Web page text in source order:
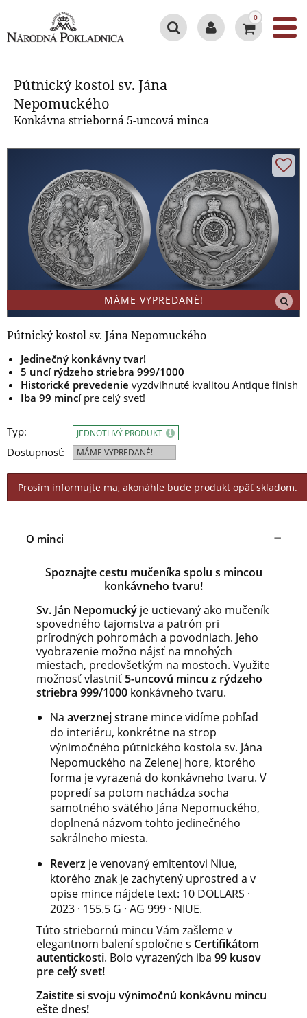
0
Pútnický kostol sv. Jána
Nepomuckého
Konkávna strieborná 5-uncová minca
MÁME VYPREDANÉ!
Pútnický kostol sv. Jána Nepomuckého
Jedinečný konkávny tvar!
5 uncí rýdzeho striebra 999/1000
Historické prevedenie vyzdvihnuté kvalitou Antique finish
Iba 99 mincípre celý svet!
Typ:
Dostupnosť:
JEDNOTLIVÝ PRODUKT
MÁME VYPREDANÉ!
Prosím informujte ma, akonáhle bude produkt opäť skladom.
O minci
Spoznajte cestu mučeníka spolu s mincou
konkávneho tvaru!
Sv. Ján Nepomucký je uctievaný ako mučeník
spovedného tajomstva a patrón pri
prírodných pohromách a povodniach. Jeho
vyobrazenie možno nájsť na mnohých
miestach, predovšetkým na mostoch. Využite
možnosť vlastniť 5-uncovú mincu z rýdzeho
striebra 999/1000 konkávneho tvaru.
Na averznej strane mince vidíme pohľad
do interiéru, konkrétne na strop
výnimočného pútnického kostola sv. Jána
Nepomuckého na Zelenej hore, ktorého
forma je vyrazená do konkávneho tvaru. V
popredí sa potom nachádza socha
samotného svätého Jána Nepomuckého,
doplnená názvom tohto jedinečného
sakrálneho miesta.
Reverz je venovaný emitentovi Niue,
ktorého znak je zachytený uprostred a v
opise mince nájdete text: 10 DOLLARS ·
2023 · 155.5 G · AG 999 · NIUE.
Túto striebornú mincu Vám zašleme v
elegantnom balení spoločne s Certifikátom
autentickosti. Bolo vyrazených iba 99 kusov
pre celý svet!
Zaistite si svoju výnimočnú konkávnu mincu
ešte dnes!
Pútnický kostol sv. Jána